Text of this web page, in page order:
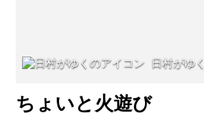
日村がゆく
ちょいと火遊び